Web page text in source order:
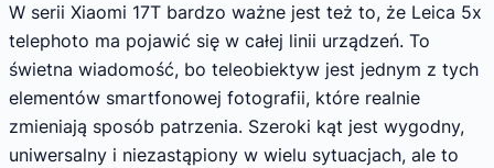
W serii Xiaomi 17T bardzo ważne jest też to, że Leica 5x
telephoto ma pojawić się w całej linii urządzeń. To
świetna wiadomość, bo teleobiektyw jest jednym z tych
elementów smartfonowej fotografii, które realnie
zmieniają sposób patrzenia. Szeroki kąt jest wygodny,
uniwersalny i niezastąpiony w wielu sytuacjach, ale to